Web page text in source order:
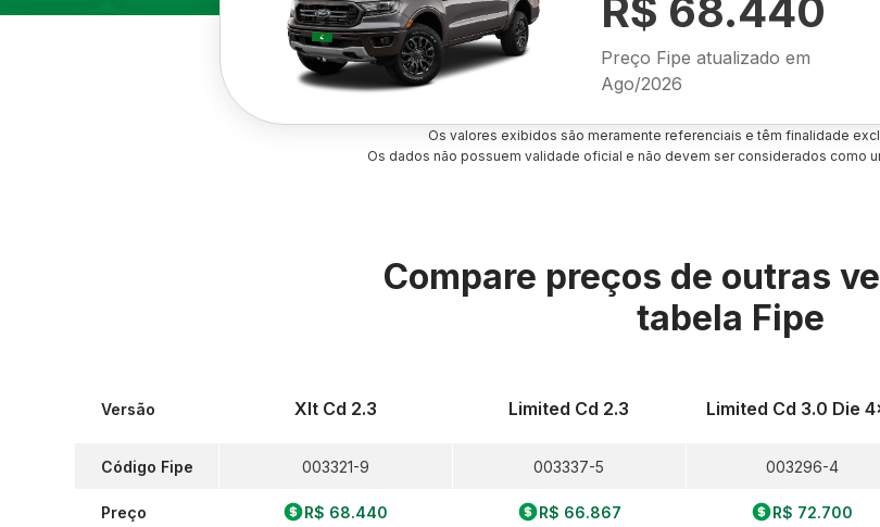
R$ 68.440
Preço Fipe atualizado em
Ago/2026
Os valores exibidos são meramente referenciais e têm finalidade
Os dados não possuem validade oficial e não devem ser considerados como
Compare preços de outras
tabela Fipe
Versão
Código Fipe
Preço
Xlt Cd 2.3
003321-9
R$ 68.440
Limited Cd 2.3
003337-5
R$ 66.867
Limited Cd 3.0 Die
003296-4
R$ 72.700